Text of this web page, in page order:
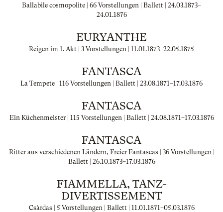
Ballabile cosmopolite | 66 Vorstellungen | Ballett | 24.03.1873–
24.01.1876
EURYANTHE
Reigen im 1. Akt | 3 Vorstellungen | 11.01.1873–22.05.1875
FANTASCA
La Tempete | 116 Vorstellungen | Ballett | 23.08.1871–17.03.1876
FANTASCA
Ein Küchenmeister | 115 Vorstellungen | Ballett | 24.08.1871–17.03.1876
FANTASCA
Ritter aus verschiedenen Ländern, Freier Fantascas | 36 Vorstellungen |
Ballett | 26.10.1873–17.03.1876
FIAMMELLA, TANZ-
DIVERTISSEMENT
Csàrdas | 5 Vorstellungen | Ballett | 11.01.1871–05.03.1876